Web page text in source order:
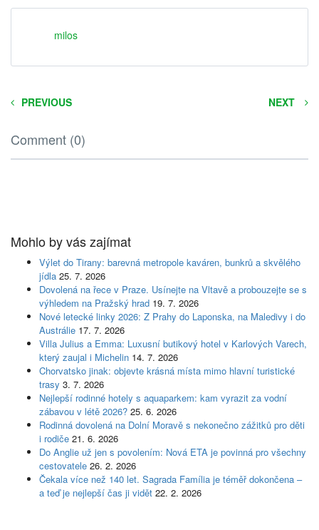
milos
PREVIOUS NEXT
Comment (0)
Mohlo by vás zajímat
Výlet do Tirany: barevná metropole kaváren, bunkrů a skvělého
jídla 25. 7. 2026
Dovolená na řece v Praze. Usínejte na Vltavě a probouzejte se s
výhledem na Pražský hrad 19. 7. 2026
Nové letecké linky 2026: Z Prahy do Laponska, na Maledivy i do
Austrálie 17. 7. 2026
Villa Julius a Emma: Luxusní butikový hotel v Karlových Varech,
který zaujal i Michelin 14. 7. 2026
Chorvatsko jinak: objevte krásná místa mimo hlavní turistické
trasy 3. 7. 2026
Nejlepší rodinné hotely s aquaparkem: kam vyrazit za vodní
zábavou v létě 2026? 25. 6. 2026
Rodinná dovolená na Dolní Moravě s nekonečno zážitků pro děti
i rodiče 21. 6. 2026
Do Anglie už jen s povolením: Nová ETA je povinná pro všechny
cestovatele 26. 2. 2026
Čekala více než 140 let. Sagrada Família je téměř dokončena –
a teď je nejlepší čas ji vidět 22. 2. 2026